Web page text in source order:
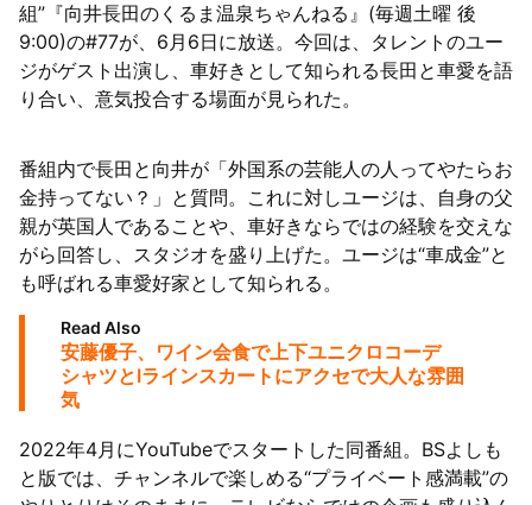
組”『向井長田のくるま温泉ちゃんねる』(毎週土曜 後
9:00)の#77が、6月6日に放送。今回は、タレントのユー
ジがゲスト出演し、車好きとして知られる長田と車愛を語
り合い、意気投合する場面が見られた。
番組内で長田と向井が「外国系の芸能人の人ってやたらお
金持ってない？」と質問。これに対しユージは、自身の父
親が英国人であることや、車好きならではの経験を交えな
がら回答し、スタジオを盛り上げた。ユージは“車成金”と
も呼ばれる車愛好家として知られる。
Read Also
安藤優子、ワイン会食で上下ユニクロコーデ
シャツとIラインスカートにアクセで大人な雰囲
気
2022年4月にYouTubeでスタートした同番組。BSよしも
と版では、チャンネルで楽しめる“プライベート感満載”の